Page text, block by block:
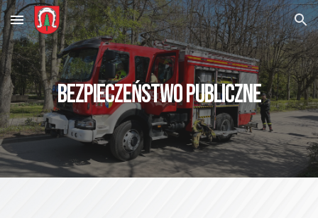
Skip to main content Skip to navigation
BEZPIECZEŃSTWO PUBLICZNE